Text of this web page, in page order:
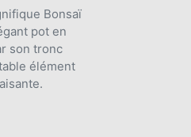
Bonsaï
pot en
son tronc
élément